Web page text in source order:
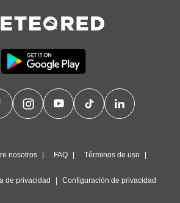
nosotros FAQ Términos de uso
de privacidad Configuración de privacidad